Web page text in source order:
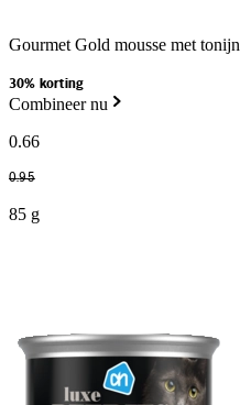
Gourmet Gold mousse met tonijn
30% korting
Combineer nu
0.66
0.95
85 g